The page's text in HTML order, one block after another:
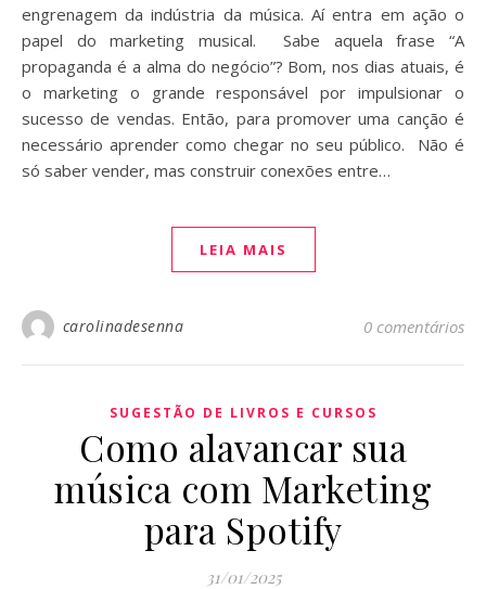
engrenagem da indústria da música. Aí entra em ação o
papel do marketing musical. Sabe aquela frase “A
propaganda é a alma do negócio”? Bom, nos dias atuais, é
o marketing o grande responsável por impulsionar o
sucesso de vendas. Então, para promover uma canção é
necessário aprender como chegar no seu público. Não é
só saber vender, mas construir conexões entre…
LEIA MAIS
carolinadesenna 0 comentários
SUGESTÃO DE LIVROS E CURSOS
Como alavancar sua
música com Marketing
para Spotify
31/01/2025